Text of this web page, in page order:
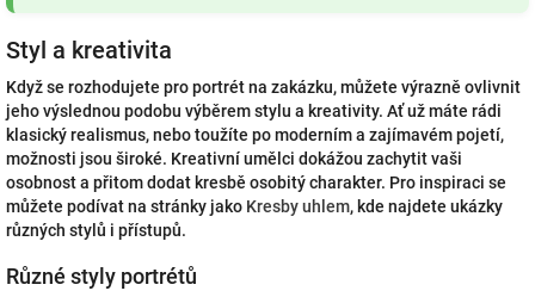
Styl a kreativita
Když se rozhodujete pro portrét na zakázku, můžete výrazně ovlivnit
jeho výslednou podobu výběrem stylu a kreativity. Ať už máte rádi
klasický realismus, nebo toužíte po moderním a zajímavém pojetí,
možnosti jsou široké. Kreativní umělci dokážou zachytit vaši
osobnost a přitom dodat kresbě osobitý charakter. Pro inspiraci se
můžete podívat na stránky jako Kresby uhlem, kde najdete ukázky
různých stylů i přístupů.
Různé styly portrétů